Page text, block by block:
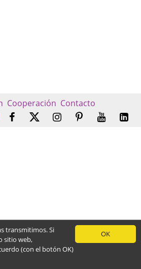
Cooperación Contacto
OK
transmitimos. Si
sitio web,
(con el botón OK)